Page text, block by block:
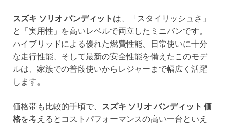
スズキ ソリオ バンディット は、「スタイリッシュさ」
と「実用性」を高いレベルで両立したミニバンです。
ハイブリッドによる優れた燃費性能、日常使いに十分
な走行性能、そして最新の安全性能を備えたこのモデ
ルは、家族での普段使いからレジャーまで幅広く活躍
します。
価格帯も比較的手頃で、
スズキ ソリオ バンディット 価
格を考えるとコストパフォーマンスの高い一台といえ